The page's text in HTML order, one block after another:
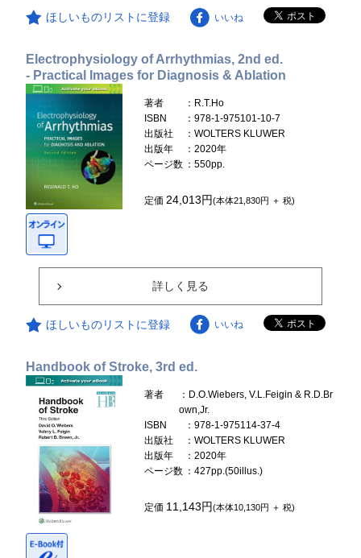
ほしいものリストに登録 いいね
Electrophysiology of Arrhythmias, 2nd ed.
- Practical Images for Diagnosis & Ablation
著者
：R.T.Ho
ISBN
：978-1-975101-10-7
出版社
：WOLTERS KLUWER
出版年
：2020年
ページ数 ：550pp.
定価24,013円(本体21,830円 ＋ 税)
詳しく見る
ほしいものリストに登録 いいね
Handbook of Stroke, 3rd ed.
著者
：D.O.Wiebers, V.L.Feigin & R.D.Br
own,Jr.
ISBN
：978-1-975114-37-4
出版社
：WOLTERS KLUWER
出版年
：2020年
ページ数 ：427pp.(50illus.)
定価 11,143円(本体10,130円 ＋ 税)